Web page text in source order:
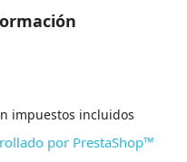
impuestos incluidos
por PrestaShop™